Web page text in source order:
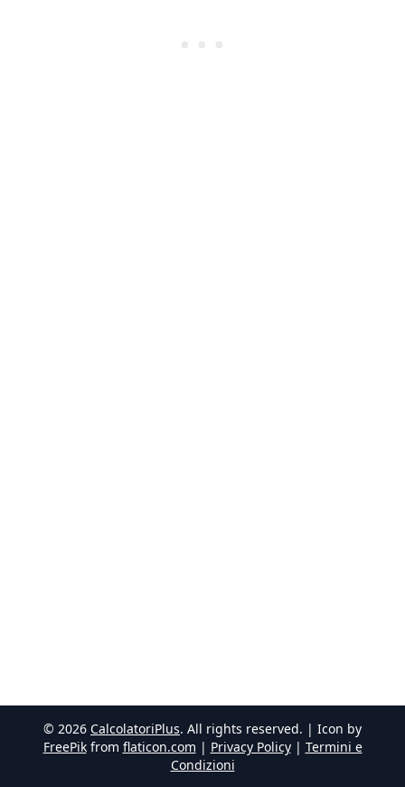
© 2026 CalcolatoriPlus. All rights reserved. | Icon by
FreePik from flaticon.com | Privacy Policy| Termini e
Condizioni